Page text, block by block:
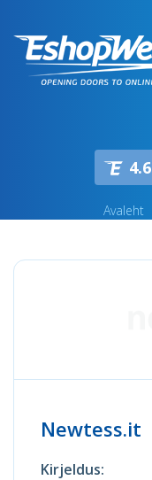
4.6
Avaleht
Newtess.it
Kirjeldus: